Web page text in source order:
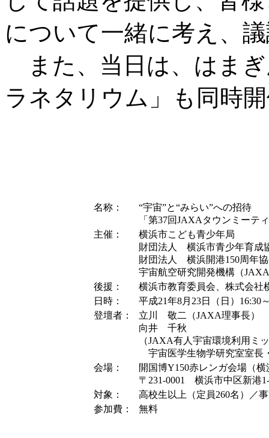
について一緒に考え、
また、当日は、はま
ラネタリウム」も同時
名称：
“宇宙”と“みらい”への招待
「第37回JAXAタウンミーテ
主催：
横浜市こども青少年局
財団法人 横浜市青少年育成
財団法人 横浜開港150周年
宇宙航空研究開発機構（
後援：
横浜市教育委員会、株式会社
日時：
平成21年8月23日（日）16:30
登壇者：
立川 敬二（JAXA理事長）
向井 千秋
（JAXA有人宇宙環境利用ミ
宇宙医学生物学研究室室長
会場：
開国博Y150赤レンガ会場（
〒231-0001 横浜市中区新港
対象：
高校生以上（定員260名）／
参加費：
無料